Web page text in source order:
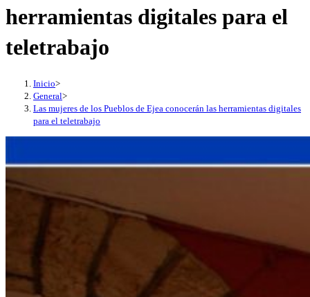
herramientas digitales para el
teletrabajo
Inicio>
General>
Las mujeres de los Pueblos de Ejea conocerán las herramientas digitales
para el teletrabajo